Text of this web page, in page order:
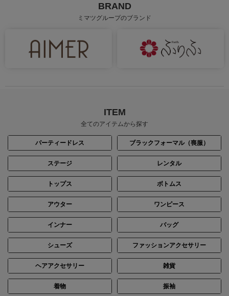
身長：163cm 身長：154cm
BRAND
ミマツグループのブランド
ITEM
全てのアイテムから探す
パーティードレス ブラックフォーマル（喪服）
ステージ レンタル
トップス ボトムス
アウター ワンピース
インナー バッグ
シューズ ファッションアクセサリー
ヘアアクセサリー 雑貨
着物 振袖